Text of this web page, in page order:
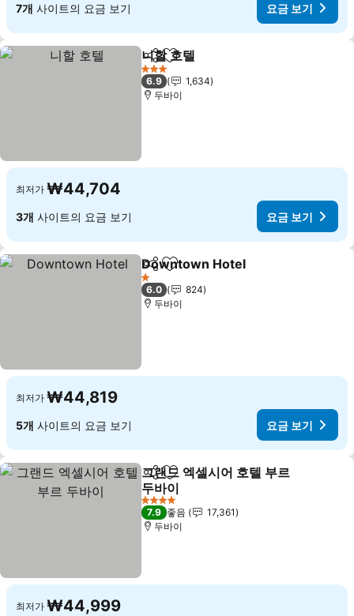
7개 사이트의 요금 보기 요금 보기
공유 즐겨찾기에 추가
니할 호텔
3 성급
6.9
1,634
두바이
최저가 ₩44,704
3개 사이트의 요금 보기 요금 보기
공유 즐겨찾기에 추가
Downtown Hotel
1 성급
6.0
824
두바이
최저가 ₩44,819
5개 사이트의 요금 보기 요금 보기
공유 즐겨찾기에 추가
그랜드 엑셀시어 호텔 부르
두바이
요금 보기
4 성급
7.9 좋음
17,361
두바이
최저가 ₩44,999